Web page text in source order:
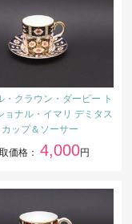
・クラウン・ダービー ト
ョナル・イマリ デミタス
カップ＆ソーサー
価格： 4,000円